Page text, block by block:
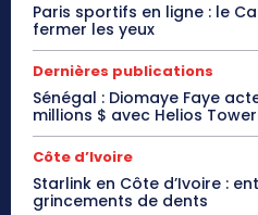
Paris sportifs en ligne : le
fermer les yeux
Dernières publications
Sénégal : Diomaye Faye
millions $ avec Helios
Côte d’Ivoire
Starlink en Côte d’Ivoire :
grincements de dents